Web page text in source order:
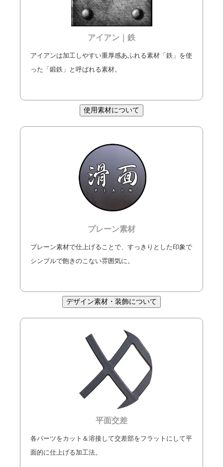
アイアン｜鉄
アイアンは加工しやすい重厚感あふれる素材「鉄」を使
った「鍛鉄」と呼ばれる素材。
使用素材について
プレーン素材
プレーン素材で仕上げることで、すっきりとした印象で
シンプルで飽きのこない雰囲気に。
デザイン素材・装飾について
平面交差
各パーツをカット＆溶接して交差部をフラットにして平
面的に仕上げる加工法。